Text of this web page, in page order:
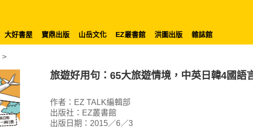
大好書屋 寶鼎出版 山岳文化 EZ叢書館 洪圖出版 雜誌館
>
旅遊好用句：65大旅遊情境，中英日韓4國語
作者：EZ TALK編輯部
出版社：EZ叢書館
出版日期：2015／6／3